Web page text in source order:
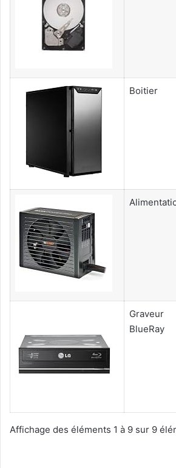
Boitier
Graveur
BlueRay
Affichage des éléments 1 à 9 sur 9